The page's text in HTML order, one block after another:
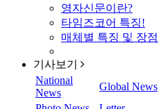
영자신문이란?
타임즈코어 특징!
매체별 특징 및 장점
기사보기
National
News
Global News